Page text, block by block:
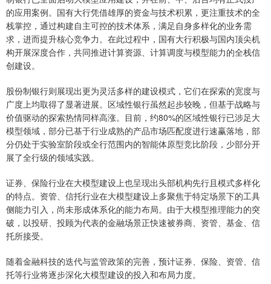
的应用案例。国有大行凭借雄厚的资金与技术积累，更注重技术的全
栈掌控，通过构建自主可控的技术体系，满足自身多样化的业务需
求，进而提升核心竞争力。在此过程中，国有大行积极与国内顶尖机
构开展深度合作，共同推进计算资源、计算调度与模型能力的全栈信
创建设。
股份制银行则展现出更为灵活多样的建设模式，它们在探索的宽度与
广度上均取得了显著进展。区域性银行虽然起步较晚，但基于战略与
价值驱动的探索热情同样高涨。目前，约80%的区域性银行已涉足大
模型领域，部分已基于行业成熟的产品市场匹配度进行速赢落地，部
分仍处于实验室阶段或全行范围内的智能体原型竞比阶段，少部分开
展了全行级的领域实践。
证券、保险行业在大模型建设上也呈现出头部机构先行且模式多样化
的特点。资管、信托行业在大模型建设上多聚焦于特定场景下的工具
侧能力引入，尚未形成体系化的能力布局。由于大模型推理能力的突
破，以投研、投顾为代表的金融场景正快速被券商、资管、基金、信
托所接受。
随着金融科技的迭代与监管政策的完善，预计证券、保险、资管、信
托等行业将逐步深化大模型建设的投入和布局力度。